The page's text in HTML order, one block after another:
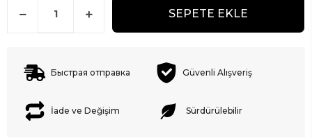
SEPETE EKLE
Быстрая отправка Güvenli Alışveriş
İade ve Değişim Sürdürülebilir